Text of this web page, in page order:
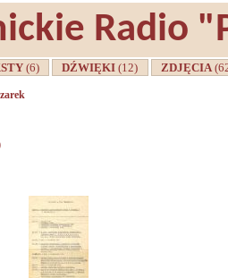
Radio
(6) DŹWIĘKI(12) ZDJĘCIA